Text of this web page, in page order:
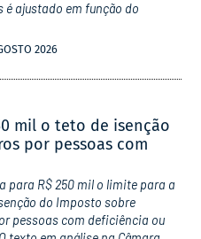
é ajustado em função do
2026
mil o teto de isenção
por pessoas com
para R$ 250 mil o limite para a
do Imposto sobre
pessoas com deficiência ou